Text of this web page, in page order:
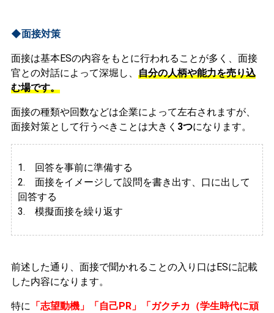
◆面接対策
面接は基本ESの内容をもとに行われることが多く、面接
官との対話によって深堀し、 自分の人柄や能力を売り込
む場です。
面接の種類や回数などは企業によって左右されますが、
面接対策として行うべきことは大きく 3つになります。
1. 回答を事前に準備する
2. 面接をイメージして設問を書き出す、口に出して
回答する
3. 模擬面接を繰り返す
前述した通り、面接で聞かれることの入り口はESに記載
した内容になります。
特に 「志望動機」「自己PR」「ガクチカ（学生時代に頑